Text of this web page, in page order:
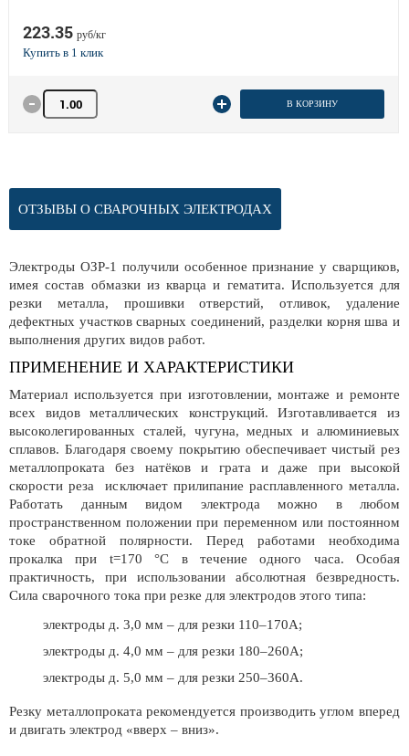
223.35 руб/кг
Количество товара В КОРЗИНУ
ОТЗЫВЫ О СВАРОЧНЫХ ЭЛЕКТРОДАХ
Электроды ОЗР-1 получили особенное признание у сварщиков,
имея состав обмазки из кварца и гематита. Используется для
резки металла, прошивки отверстий, отливок, удаление
дефектных участков сварных соединений, разделки корня шва и
выполнения других видов работ.
ПРИМЕНЕНИЕ И ХАРАКТЕРИСТИКИ
Материал используется при изготовлении, монтаже и ремонте
всех видов металлических конструкций. Изготавливается из
высоколегированных сталей, чугуна, медных и алюминиевых
сплавов. Благодаря своему покрытию обеспечивает чистый рез
металлопроката без натёков и грата и даже при высокой
скорости реза исключает прилипание расплавленного металла.
Работать данным видом электрода можно в любом
пространственном положении при переменном или постоянном
токе обратной полярности. Перед работами необходима
прокалка при t=170 °С в течение одного часа. Особая
практичность, при использовании абсолютная безвредность.
Сила сварочного тока при резке для электродов этого типа:
электроды д. 3,0 мм – для резки 110–170А;
электроды д. 4,0 мм – для резки 180–260А;
электроды д. 5,0 мм – для резки 250–360А.
Резку металлопроката рекомендуется производить углом вперед
и двигать электрод «вверх – вниз».